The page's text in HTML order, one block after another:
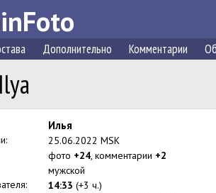
Дополнительно Комментарии
Илья
25.06.2022 MSK
фото +24, комментарии +2
мужской
14:33 (+3 ч.)